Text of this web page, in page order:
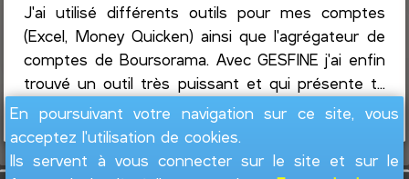
J'ai utilisé différents outils pour mes comptes
(Excel, Money Quicken) ainsi que l'agrégateur de
comptes de Boursorama. Avec GESFINE j'ai enfin
trouvé un outil très puissant et qui présente t...
Lire la suite
En poursuivant votre navigation sur ce site, vous
acceptez l'utilisation de cookies.
Ils servent à vous connecter sur le site et sur le